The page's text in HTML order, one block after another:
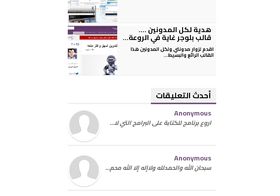
هدية لكل المدونين ....
قالب بلوجر غاية في الروعة...
اقدم لزوار مدونتي ولكل المدونين هذا
القالب الرائع والبسيط...
أحدث التعليقات
Anonymous
اروع برنامج للكتابة على البرامج التي لا…
Anonymous
سبحان الله والحمدلله ولاإله إلا الله محم…